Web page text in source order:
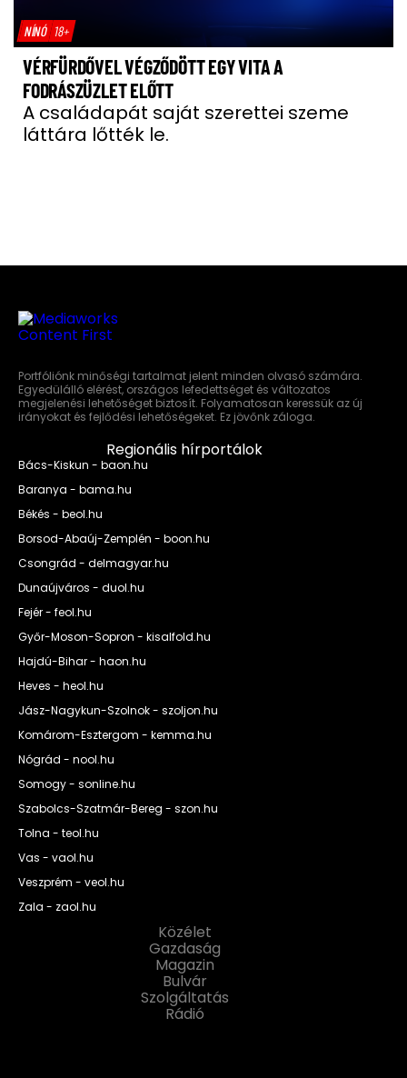
NÍNÓ 18+
VÉRFÜRDŐVEL VÉGZŐDÖTT EGY VITA A
FODRÁSZÜZLET ELŐTT
A családapát saját szerettei szeme
láttára lőtték le.
Portfóliónk minőségi tartalmat jelent minden olvasó számára.
Egyedülálló elérést, országos lefedettséget és változatos
megjelenési lehetőséget biztosít. Folyamatosan keressük az új
irányokat és fejlődési lehetőségeket. Ez jövőnk záloga.
Regionális hírportálok
Bács-Kiskun - baon.hu
Baranya - bama.hu
Békés - beol.hu
Borsod-Abaúj-Zemplén - boon.hu
Csongrád - delmagyar.hu
Dunaújváros - duol.hu
Fejér - feol.hu
Győr-Moson-Sopron - kisalfold.hu
Hajdú-Bihar - haon.hu
Heves - heol.hu
Jász-Nagykun-Szolnok - szoljon.hu
Komárom-Esztergom - kemma.hu
Nógrád - nool.hu
Somogy - sonline.hu
Szabolcs-Szatmár-Bereg - szon.hu
Tolna - teol.hu
Vas - vaol.hu
Veszprém - veol.hu
Zala - zaol.hu
Közélet
Gazdaság
Magazin
Bulvár
Szolgáltatás
Rádió